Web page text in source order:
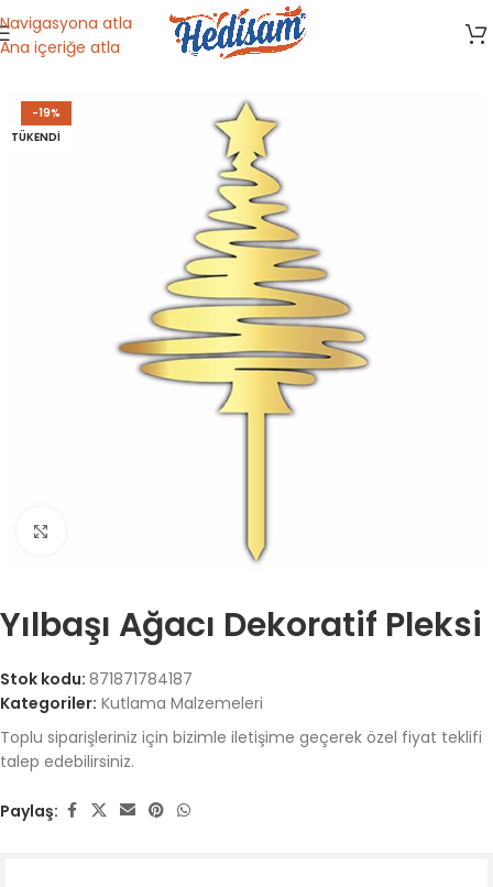
Navigasyona atla
Ana içeriğe atla
Ana Sayfa/ Kırtasiye & Oyuncak/Kutlama Malzemeleri
-19%
TÜKENDI
Yılbaşı Ağacı Dekoratif Pleksi
Stok kodu: 871871784187
Kategoriler: Kutlama Malzemeleri
Toplu siparişleriniz için bizimle iletişime geçerek özel fiyat teklifi
talep edebilirsiniz.
Paylaş: